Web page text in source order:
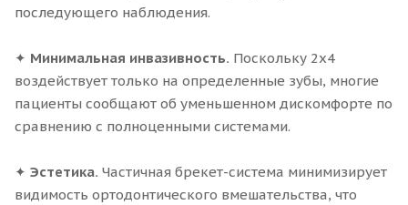
последующего наблюдения.
✦ Минимальная инвазивность. Поскольку 2x4
воздействует только на определенные зубы, многие
пациенты сообщают об уменьшенном дискомфорте по
сравнению с полноценными системами.
✦ Эстетика. Частичная брекет-система минимизирует
видимость ортодонтического вмешательства, что